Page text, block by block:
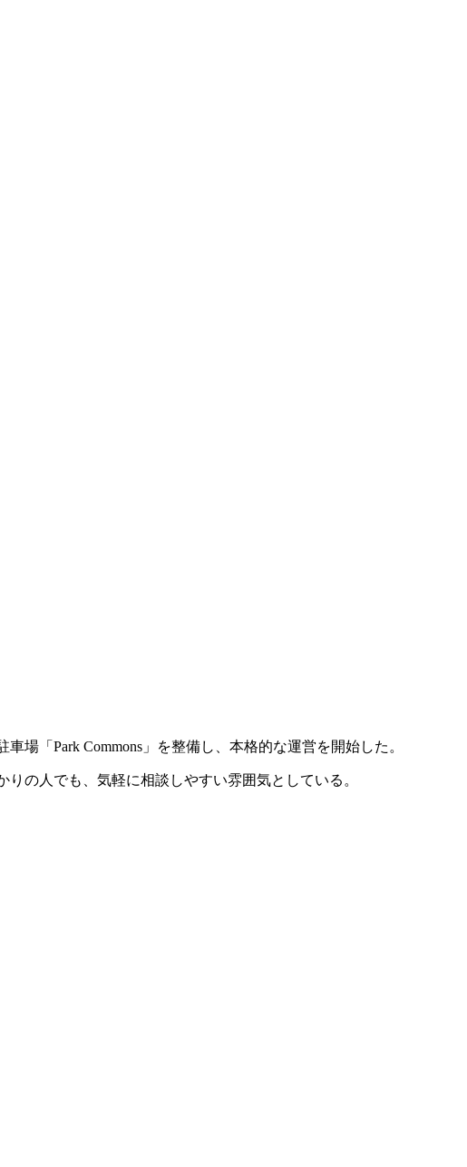
「Park Commons」を整備し、本格的な運営を開始した。
の人でも、気軽に相談しやすい雰囲気としている。